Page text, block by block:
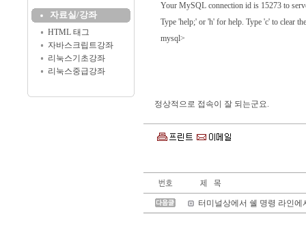
자료실/강좌
HTML 태그
자바스크립트강좌
리눅스기초강좌
리눅스중급강좌
Your MySQL connection id is 15273 to
Type 'help;' or 'h' for help. Type 'c' to clear
mysql>
정상적으로 접속이 잘 되는군요.
터미널상에서 쉘 명령 라인에